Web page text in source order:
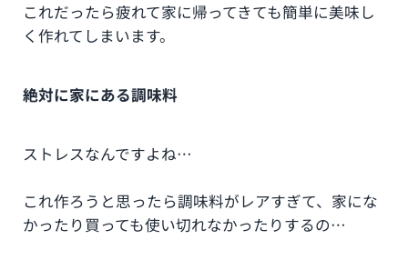
これだったら疲れて家に帰ってきても簡単に美味し
く作れてしまいます。
絶対に家にある調味料
ストレスなんですよね…
これ作ろうと思ったら調味料がレアすぎて、家にな
かったり買っても使い切れなかったりするの…